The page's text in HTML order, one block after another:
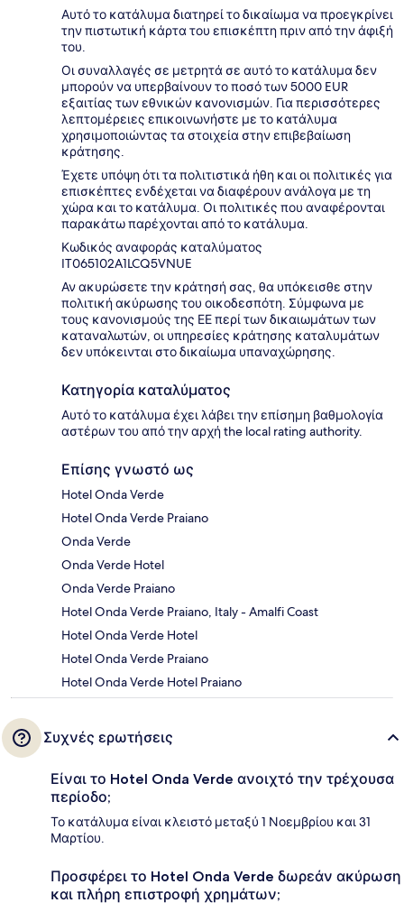
Αυτό το κατάλυμα διατηρεί το δικαίωμα να προεγκρίνει
την πιστωτική κάρτα του επισκέπτη πριν από την άφιξή
του.
Οι συναλλαγές σε μετρητά σε αυτό το κατάλυμα δεν
μπορούν να υπερβαίνουν το ποσό των 5000 EUR
εξαιτίας των εθνικών κανονισμών. Για περισσότερες
λεπτομέρειες επικοινωνήστε με το κατάλυμα
χρησιμοποιώντας τα στοιχεία στην επιβεβαίωση
κράτησης.
Έχετε υπόψη ότι τα πολιτιστικά ήθη και οι πολιτικές για
επισκέπτες ενδέχεται να διαφέρουν ανάλογα με τη
χώρα και το κατάλυμα. Οι πολιτικές που αναφέρονται
παρακάτω παρέχονται από το κατάλυμα.
Κωδικός αναφοράς καταλύματος
IT065102A1LCQ5VNUE
Αν ακυρώσετε την κράτησή σας, θα υπόκεισθε στην
πολιτική ακύρωσης του οικοδεσπότη. Σύμφωνα με
τους κανονισμούς της ΕΕ περί των δικαιωμάτων των
καταναλωτών, οι υπηρεσίες κράτησης καταλυμάτων
δεν υπόκεινται στο δικαίωμα υπαναχώρησης.
Κατηγορία καταλύματος
Αυτό το κατάλυμα έχει λάβει την επίσημη βαθμολογία
αστέρων του από την αρχή the local rating authority.
Επίσης γνωστό ως
Hotel Onda Verde
Hotel Onda Verde Praiano
Onda Verde
Onda Verde Hotel
Onda Verde Praiano
Hotel Onda Verde Praiano, Italy - Amalfi Coast
Hotel Onda Verde Hotel
Hotel Onda Verde Praiano
Hotel Onda Verde Hotel Praiano
Συχνές ερωτήσεις
Είναι το Hotel Onda Verde ανοιχτό την τρέχουσα
περίοδο;
Το κατάλυμα είναι κλειστό μεταξύ 1 Νοεμβρίου και 31
Μαρτίου.
Προσφέρει το Hotel Onda Verde δωρεάν ακύρωση
και πλήρη επιστροφή χρημάτων;